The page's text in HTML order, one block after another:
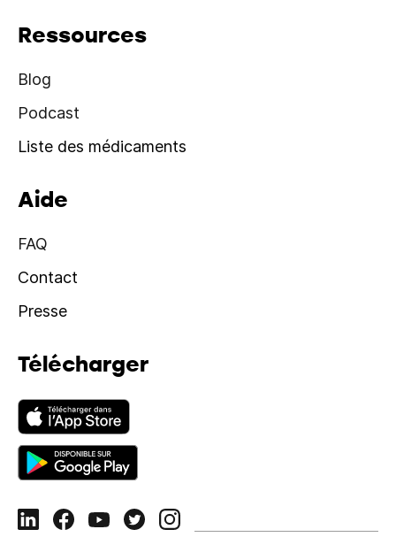
Ressources
Blog
Podcast
Liste des médicaments
Aide
FAQ
Contact
Presse
Télécharger